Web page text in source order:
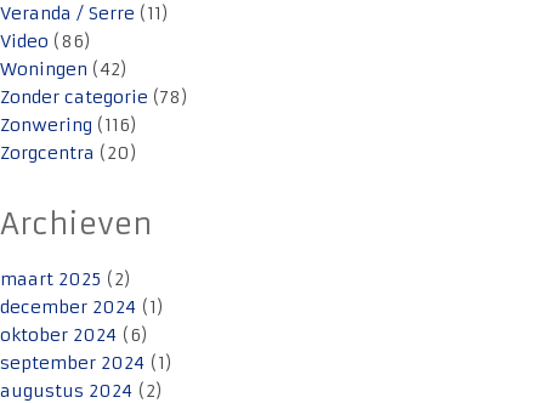
Veranda / Serre (11)
Video (86)
Woningen (42)
Zonder categorie (78)
Zonwering (116)
Zorgcentra (20)
Archieven
maart 2025 (2)
december 2024 (1)
oktober 2024 (6)
september 2024 (1)
augustus 2024 (2)